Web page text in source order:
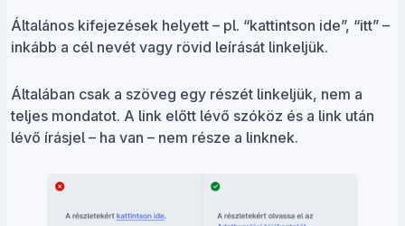
Általános kifejezések helyett – pl. “kattintson ide”, “itt” –
inkább a cél nevét vagy rövid leírását linkeljük.
Általában csak a szöveg egy részét linkeljük, nem a
teljes mondatot. A link előtt lévő szóköz és a link után
lévő írásjel – ha van – nem része a linknek.